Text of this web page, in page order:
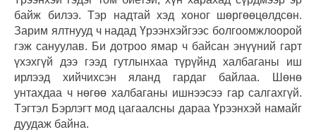
байж билээ. Тэр надтай хэд хоног шөргөөцөлдсөн.
Зарим ялтнууд ч надад Үрээнхэйгээс болгоомжлоорой
гэж сануулав. Би дотроо ямар ч байсан энүүний гарт
үхэхгүй дээ гээд гутлынхаа түрүйнд халбаганы иш
ирлээд хийчихсэн яланд гардаг байлаа. Шөнө
унтахдаа ч нөгөө халбаганы ишнээсээ гар салгахгүй.
Тэгтэл Бэрлэгт мод цагаалсны дараа Үрээнхэй намайг
дуудаж байна.